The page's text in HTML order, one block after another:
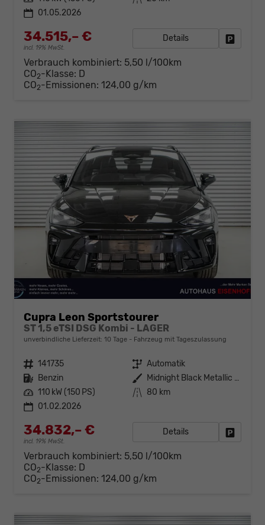
01.05.2026
34.515,– €
incl. 19% MwSt.
Details
Verbrauch kombiniert: 5,50 l/100km
CO2-Klasse: D
CO2-Emissionen: 124,00 g/km
Cupra Leon Sportstourer
ST 1,5 eTSI DSG Kombi - LAGER
unverbindliche Lieferzeit: 10 Tage Fahrzeug mit Tageszulassung
Fahrzeugnr. 141735 Getriebe Automatik
Kraftstoff Benzin Außenfarbe
Midnight Black Metallic (0E)
Leistung 110 kW (150 PS) Kilometerstand 80 km
01.02.2026
34.832,– €
incl. 19% MwSt.
Details
Verbrauch kombiniert: 5,50 l/100km
CO2-Klasse: D
CO2-Emissionen: 124,00 g/km